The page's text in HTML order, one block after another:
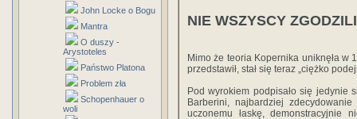
John Locke o Bogu
Mantra
O duszy -
Arystoteles
Państwo Platona
Problem zła
Schopenhauer o
woli
NIE WSZYSCY
Mimo że teoria Kopernika uniknęła w
przedstawił, stał się teraz „ciężko
Pod wyrokiem podpisało się jedynie
Barberini, najbardziej
uczonemu łaskę, demonstracyjnie